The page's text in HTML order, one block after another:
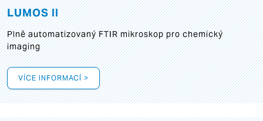
LUMOS II
Plně automatizovaný FTIR mikroskop pro chemický
imaging
VÍCE INFORMACÍ >